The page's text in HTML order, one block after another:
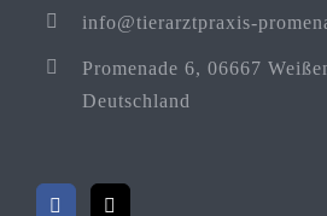
info@tierarztpraxis-
Promenade 6, 06667
Deutschland